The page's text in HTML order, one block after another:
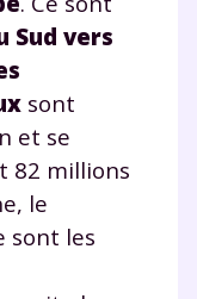
Sud vers
sont
et se
82 millions
le
sont les